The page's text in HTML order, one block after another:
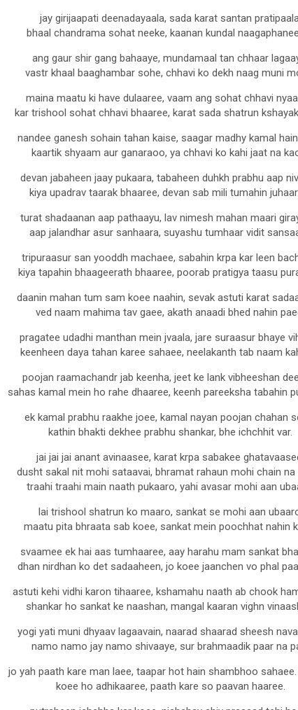
jay girijaapati deenadayaala, sada karat santan
bhaal chandrama sohat neeke, kaanan kundal
ang gaur shir gang bahaaye, mundamaal tan chhaar
vastr khaal baaghambar sohe, chhavi ko dekh naag muni
maina maatu ki have dulaaree, vaam ang sohat chhavi
kar trishool sohat chhavi bhaaree, karat sada shatrun
nandee ganesh sohain tahan kaise, saagar madhy kamal
kaartik shyaam aur ganaraoo, ya chhavi ko kahi jaat na
devan jabaheen jaay pukaara, tabaheen duhkh prabhu aap
kiya upadrav taarak bhaaree, devan sab mili tumahin
turat shadaanan aap pathaayu, lav nimesh mahan maari
aap jalandhar asur sanhaara, suyashu tumhaar vidit
tripuraasur san yooddh machaee, sabahin krpa kar leen
kiya tapahin bhaageerath bhaaree, poorab pratigya taasu
daanin mahan tum sam koee naahin, sevak astuti karat
ved naam mahima tav gaee, akath anaadi bhed nahin
pragatee udadhi manthan mein jvaala, jare suraasur bhaye
keenheen daya tahan karee sahaee, neelakanth tab naam
poojan raamachandr jab keenha, jeet ke lank vibheeshan
sahas kamal mein ho rahe dhaaree, keenh pareeksha tabahin
ek kamal prabhu raakhe joee, kamal nayan poojan chahan
kathin bhakti dekhee prabhu shankar, bhe ichchhit var.
jai jai jai anant avinaasee, karat krpa sabakee
dusht sakal nit mohi sataavai, bhramat rahaun mohi chain na
traahi traahi main naath pukaaro, yahi avasar mohi aan
lai trishool shatrun ko maaro, sankat se mohi aan
maatu pita bhraata sab koee, sankat mein poochhat nahin
svaamee ek hai aas tumhaaree, aay harahu mam sankat
dhan nirdhan ko det sadaaheen, jo koee jaanchen vo phal
astuti kehi vidhi karon tihaaree, kshamahu naath ab chook
shankar ho sankat ke naashan, mangal kaaran vighn
yogi yati muni dhyaav lagaavain, naarad shaarad sheesh
namo namo jay namo shivaaye, sur brahmaadik paar na
jo yah paath kare man laee, taapar hot hain shambhoo
koee ho adhikaaree, paath kare so paavan haaree.